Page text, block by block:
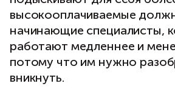
высокооплачиваемые
начинающие специалисты,
работают медленнее и
потому что им нужно
вникнуть.